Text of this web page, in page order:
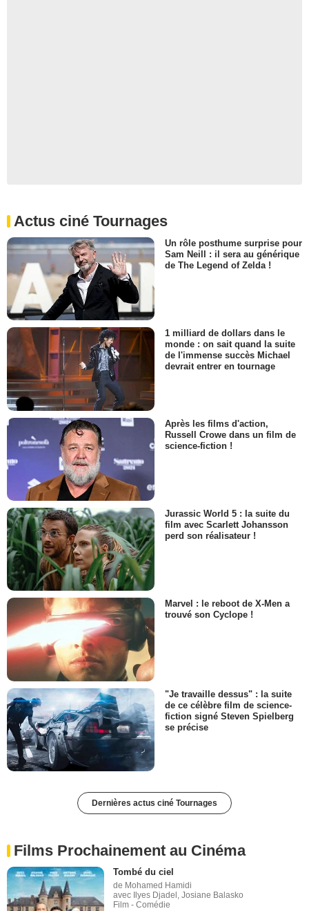
Actus ciné Tournages
Un rôle posthume surprise pour
Sam Neill : il sera au générique
de The Legend of Zelda !
1 milliard de dollars dans le
monde : on sait quand la suite
de l'immense succès Michael
devrait entrer en tournage
Après les films d'action,
Russell Crowe dans un film de
science-fiction !
Jurassic World 5 : la suite du
film avec Scarlett Johansson
perd son réalisateur !
Marvel : le reboot de X-Men a
trouvé son Cyclope !
"Je travaille dessus" : la suite
de ce célèbre film de science-
fiction signé Steven Spielberg
se précise
Dernières actus ciné Tournages
Films Prochainement au Cinéma
Tombé du ciel
de Mohamed Hamidi
avec Ilyes Djadel, Josiane Balasko
Film - Comédie